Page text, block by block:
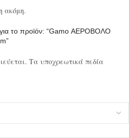
ακόμη.
το προϊόν: “Gamo ΑΕΡΟΒΟΛΟ
Τα υποχρεωτικά πεδία